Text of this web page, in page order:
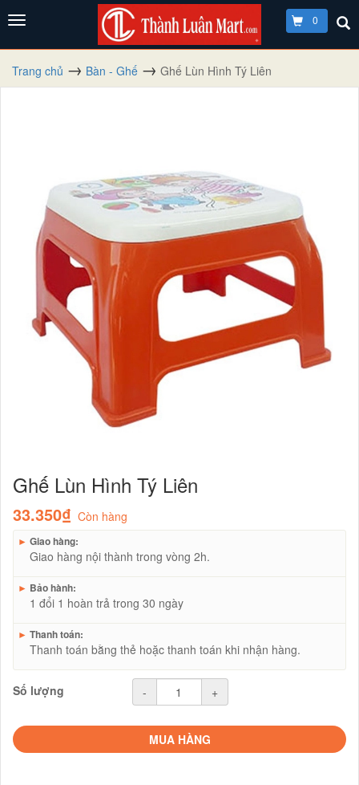
0
Trang chủ Bàn - Ghế Ghế Lùn Hình Tý Liên
Ghế Lùn Hình Tý Liên
33.350₫ Còn hàng
► Giao hàng:
Giao hàng nội thành trong vòng 2h.
► Bảo hành:
1 đổi 1 hoàn trả trong 30 ngày
► Thanh toán:
Thanh toán bằng thẻ hoặc thanh toán khi nhận hàng.
Số lượng - +
MUA HÀNG